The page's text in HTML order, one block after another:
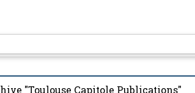
"Toulouse Capitole Publications"